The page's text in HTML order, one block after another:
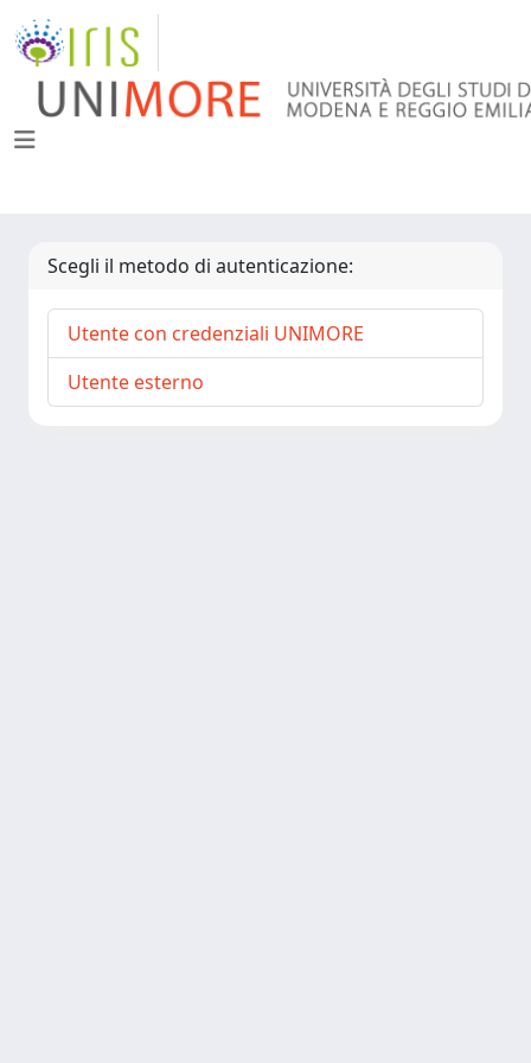
Scegli il metodo di autenticazione:
Utente con credenziali UNIMORE
Utente esterno